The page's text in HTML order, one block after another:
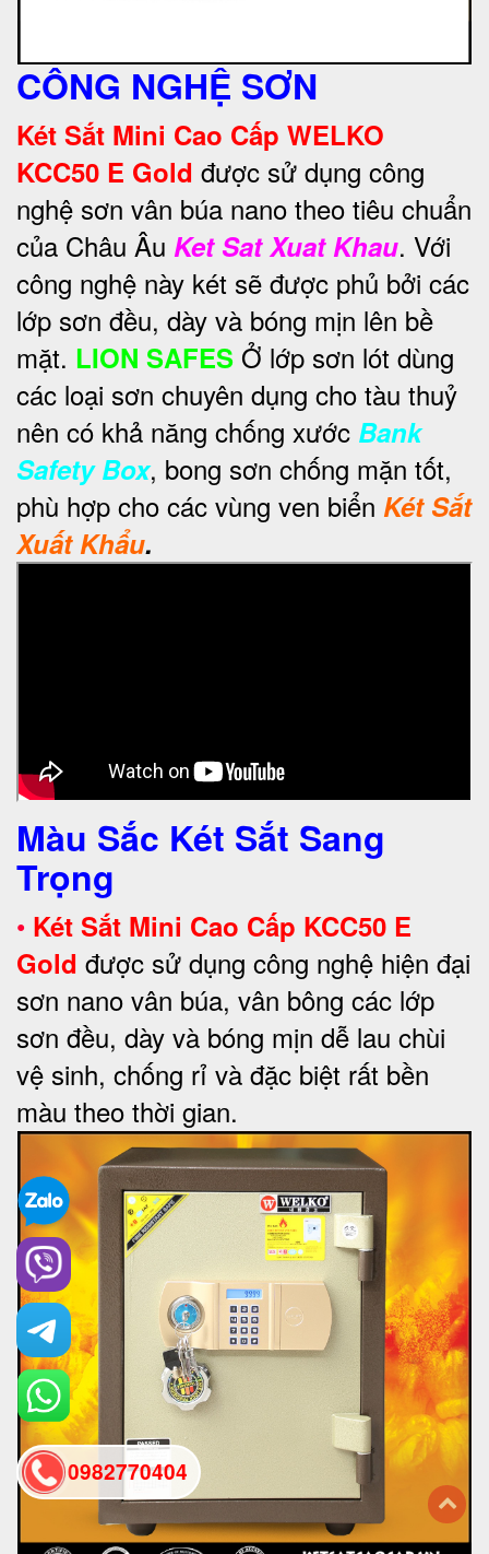
CÔNG NGHỆ SƠN
Két Sắt Mini Cao Cấp WELKO
KCC50 E Gold được sử dụng công
nghệ sơn vân búa nano theo tiêu chuẩn
của Châu Âu Ket Sat Xuat Khau. Với
công nghệ này két sẽ được phủ bởi các
lớp sơn đều, dày và bóng mịn lên bề
mặt. LION SAFES Ở lớp sơn lót dùng
các loại sơn chuyên dụng cho tàu thuỷ
nên có khả năng chống xước Bank
Safety Box, bong sơn chống mặn tốt,
phù hợp cho các vùng ven biển Két Sắt
Xuất Khẩu.
Màu Sắc Két Sắt Sang
Trọng
• Két Sắt Mini Cao Cấp KCC50 E
Gold được sử dụng công nghệ hiện đại
sơn nano vân búa, vân bông các lớp
sơn đều, dày và bóng mịn dễ lau chùi
vệ sinh, chống rỉ và đặc biệt rất bền
màu theo thời gian.
0982770404
back